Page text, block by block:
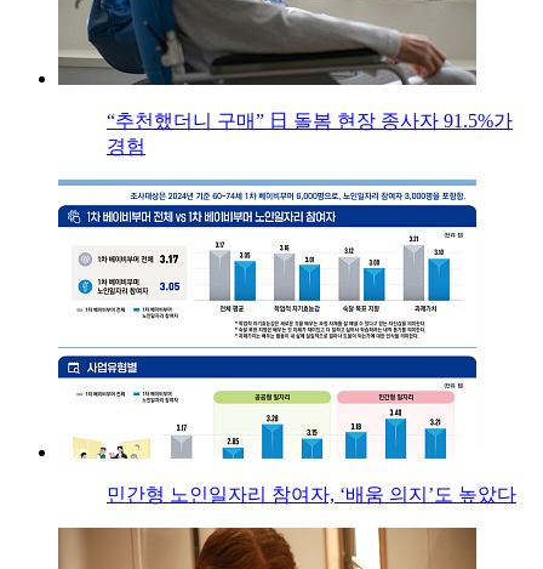
“추천했더니 구매” 日 돌봄 현장 종사자 91.5%가
경험
민간형 노인일자리 참여자, ‘배움 의지’도 높았다